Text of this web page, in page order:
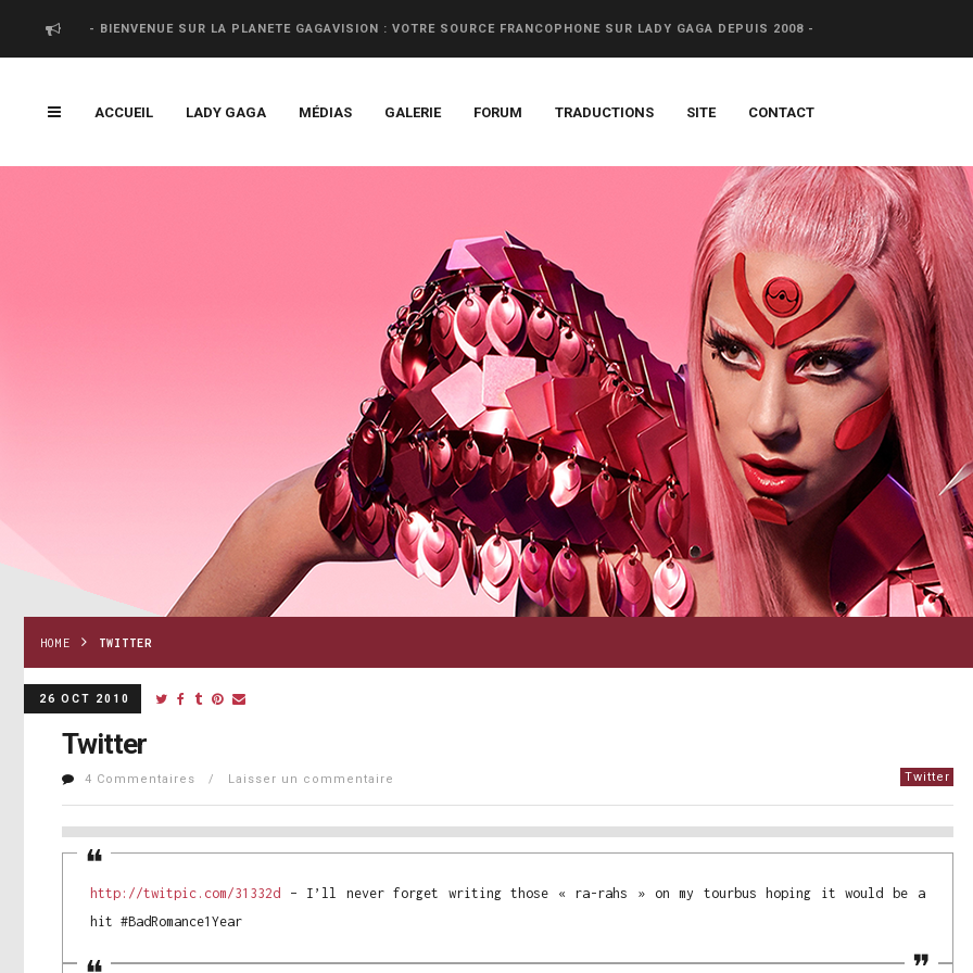
- BIENVENUE SUR LA PLANETE GAGAVISION : VOTRE SOURCE FRANCOPHONE SUR LADY GAGA DEPUIS 2008 -
ACCUEIL LADY GAGA MÉDIAS GALERIE FORUM TRADUCTIONS SITE CONTACT
HOME TWITTER
26 OCT 2010
Twitter
4 Commentaires / Laisser un commentaire Twitter
http://twitpic.com/31332d – I’ll never forget writing those « ra-rahs » on my tourbus hoping it would be a
hit #BadRomance1Year